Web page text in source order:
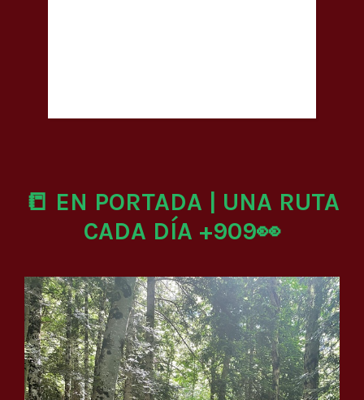
📒 EN PORTADA | UNA RUTA
CADA DÍA +909👀